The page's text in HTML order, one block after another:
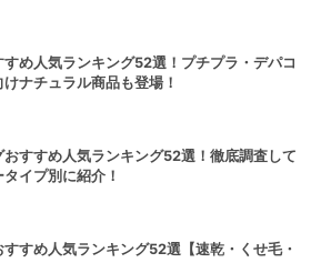
め人気ランキング52選！プチプラ・デパコ
ナチュラル商品も登場！
おすすめ人気ランキング52選！徹底調査して
イプ別に紹介！
すすめ人気ランキング52選【速乾・くせ毛・